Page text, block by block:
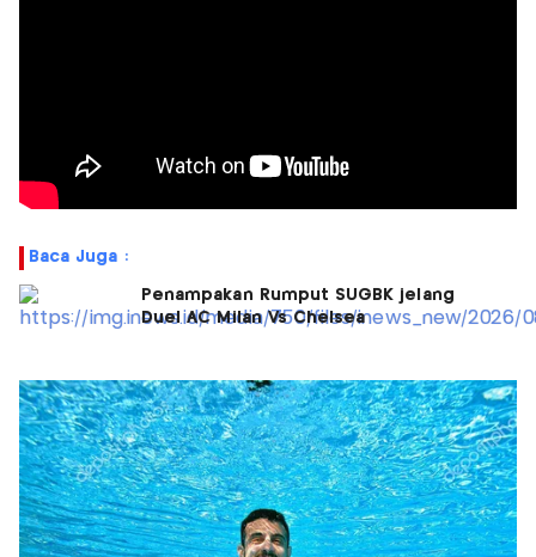
Baca Juga :
Penampakan Rumput SUGBK jelang
Duel AC Milan Vs Chelsea